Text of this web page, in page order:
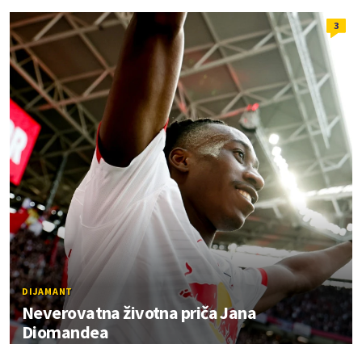
3
DIJAMANT
Neverovatna životna priča Jana
Diomandea